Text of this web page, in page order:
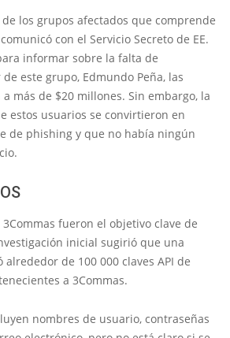
de los grupos afectados que comprende
con el Servicio Secreto de EE.
informar sobre la falta de
este grupo, Edmundo Peña, las
más de $20 millones. Sin embargo, la
estos usuarios se convirtieron en
de phishing y que no había ningún
3Commas fueron el objetivo clave de
inicial sugirió que una
de 100 000 claves API de
a 3Commas.
nombres de usuario, contraseñas